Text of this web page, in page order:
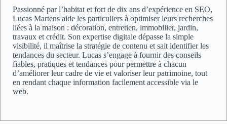
Passionné par l’habitat et fort de dix ans d’expérience en SEO,
Lucas Martens aide les particuliers à optimiser leurs recherches
liées à la maison : décoration, entretien, immobilier, jardin,
travaux et crédit. Son expertise digitale dépasse la simple
visibilité, il maîtrise la stratégie de contenu et sait identifier les
tendances du secteur. Lucas s’engage à fournir des conseils
fiables, pratiques et tendances pour permettre à chacun
d’améliorer leur cadre de vie et valoriser leur patrimoine, tout
en rendant chaque information facilement accessible via le
web.